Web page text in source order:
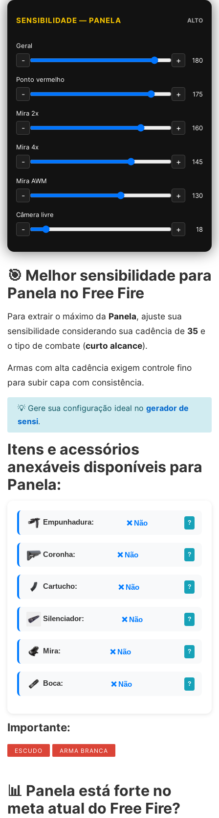
SENSIBILIDADE — PANELA ALTO
Geral
- + 180
Ponto vermelho
- + 175
Mira 2x
- + 160
Mira 4x
- + 145
Mira AWM
- + 130
Câmera livre
- + 18
🎯 Melhor sensibilidade para
Panela no Free Fire
Para extrair o máximo da Panela, ajuste sua
sensibilidade considerando sua cadência de 35 e
o tipo de combate (curto alcance).
Armas com alta cadência exigem controle fino
para subir capa com consistência.
💡 Gere sua configuração ideal no gerador de
sensi.
Itens e acessórios
anexáveis disponíveis para
Panela:
Empunhadura: ❌ Não ?
Coronha: ❌ Não ?
Cartucho: ❌ Não ?
Silenciador: ❌ Não ?
Mira: ❌ Não ?
Boca: ❌ Não ?
Importante:
ESCUDO ARMA BRANCA
📊 Panela está forte no
meta atual do Free Fire?